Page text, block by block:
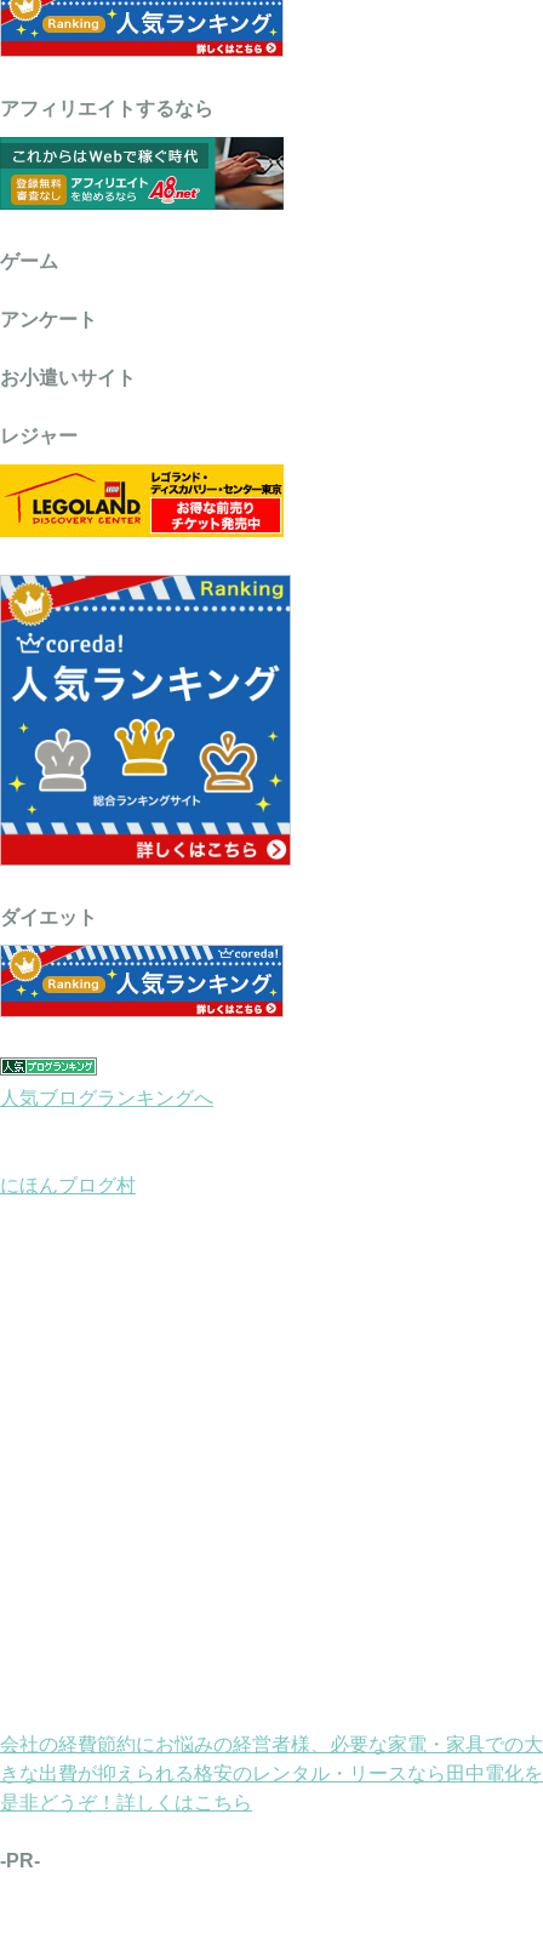
アフィリエイトするなら
ゲーム
アンケート
お小遣いサイト
レジャー
ダイエット
人気ブログランキングへ
にほんブログ村
会社の経費節約にお悩みの経営者様、必要な家電・家具での大
きな出費が抑えられる格安のレンタル・リースなら田中電化を
是非どうぞ！詳しくはこちら
-PR-